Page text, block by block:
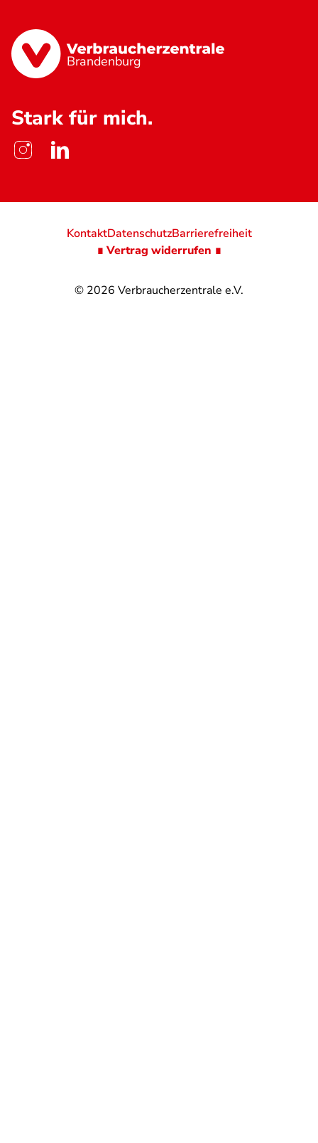
Brandenburg
Stark für mich.
© 2026 Verbraucherzentrale e.V.
KontaktDatenschutzBarrierefreiheit
∎ Vertrag widerrufen ∎